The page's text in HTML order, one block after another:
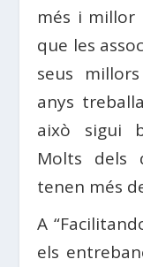
més i millor
que les
seus
anys
això sigui
Molts dels
tenen més
A
els